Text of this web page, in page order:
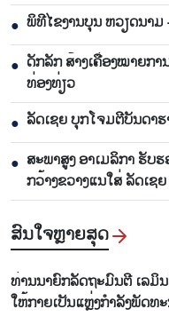
● ພິທີໄຂງານບຸນ ຫວຽດນາມ
● ດັກລັກ ສ້າງເຄື່ອງໝາຍກ
ທ່ອງທ່ຽວ
● ລັດເຊຍ ບຸກໂຈມຕີບັນດາ
● ສະພາສູງ ອາເມລິກາ ຮັບ
ກວ້າງຂວາງແນໃສ່ ລັດເຊຍ
ສົນ​ໃຈ​ຫຼາຍ​ສຸດ
ທ່ານນາຍົກລັດຖະມົນຕີ ເລມິ
ໃຫ້ກາຍເປັນແຫຼ່ງກຳລັງພັດທ